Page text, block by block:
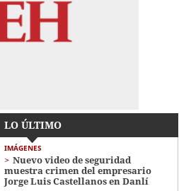
LO ÚLTIMO
IMÁGENES
Nuevo video de seguridad
muestra crimen del empresario
Jorge Luis Castellanos en Danlí